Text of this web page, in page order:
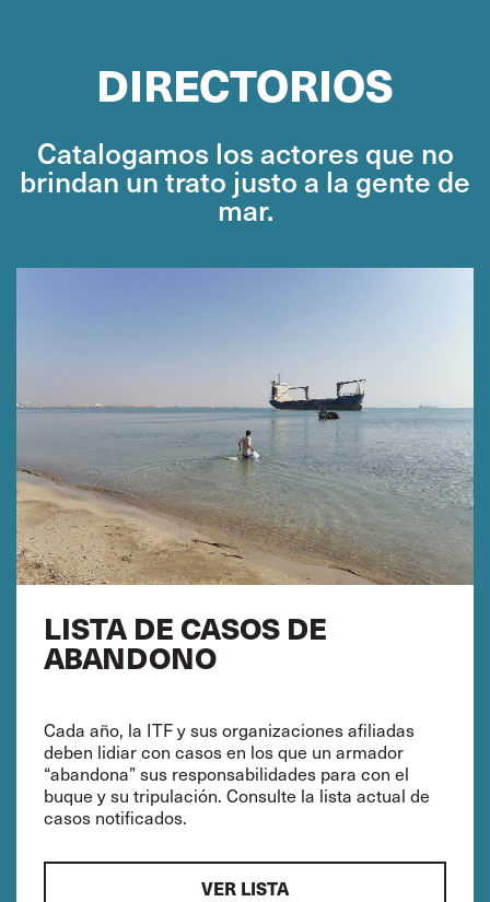
DIRECTORIOS
Catalogamos los actores que no
brindan un trato justo a la gente de
mar.
LISTA DE CASOS DE
ABANDONO
Cada año, la ITF y sus organizaciones afiliadas
deben lidiar con casos en los que un armador
“abandona” sus responsabilidades para con el
buque y su tripulación. Consulte la lista actual de
casos notificados.
VER LISTA